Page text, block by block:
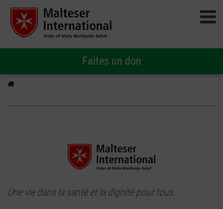
Faites un don
Une vie dans la santé et la dignité pour tous.